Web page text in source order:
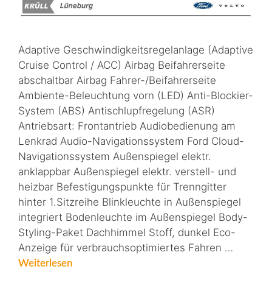
Adaptive Geschwindigkeitsregelanlage (Adaptive
Cruise Control / ACC) Airbag Beifahrerseite
abschaltbar Airbag Fahrer-/Beifahrerseite
Ambiente-Beleuchtung vorn (LED) Anti-Blockier-
System (ABS) Antischlupfregelung (ASR)
Antriebsart: Frontantrieb Audiobedienung am
Lenkrad Audio-Navigationssystem Ford Cloud-
Navigationssystem Außenspiegel elektr.
anklappbar Außenspiegel elektr. verstell- und
heizbar Befestigungspunkte für Trenngitter
hinter 1.Sitzreihe Blinkleuchte in Außenspiegel
integriert Bodenleuchte im Außenspiegel Body-
Styling-Paket Dachhimmel Stoff, dunkel Eco-
Anzeige für verbrauchsoptimiertes Fahren …
Weiterlesen